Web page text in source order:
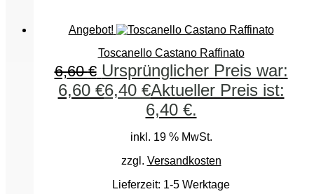
Angebot!
Toscanello Castano Raffinato
6,60€ Ursprünglicher Preis war:
6,60 €6,40 €Aktueller Preis ist:
6,40 €.
inkl. 19 % MwSt.
zzgl. Versandkosten
Lieferzeit: 1-5 Werktage